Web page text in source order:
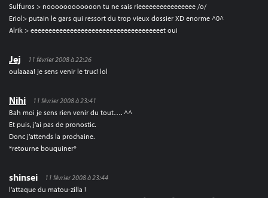
Sulfuros > noooooooooooon tu ne sais rieeeeeeeeeeeeeeee /o/
Eriol> putain le gars qui ressort du trop vieux dossier XD enorme ^0^
Alrik > eeeeeeeeeeeeeeeeeeeeeeeeeeeeeeeeeeeeet oui
Jej
11 février 2008 à 22:26
oulaaaa! je sens venir le truc! lol
Nihi
11 février 2008 à 23:41
Bah moi je sens rien venir du tout…. ^^
Et puis, j’ai pas de pronostic.
Donc j’attends la prochaine.
*retourne bouquiner*
shinsei
11 février 2008 à 23:44
l’attaque du matou-zilla !